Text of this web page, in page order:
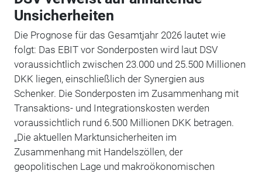
Unsicherheiten
Die Prognose für das Gesamtjahr 2026 lautet wie
folgt: Das EBIT vor Sonderposten wird laut DSV
voraussichtlich zwischen 23.000 und 25.500 Millionen
DKK liegen, einschließlich der Synergien aus
Schenker. Die Sonderposten im Zusammenhang mit
Transaktions- und Integrationskosten werden
voraussichtlich rund 6.500 Millionen DKK betragen.
„Die aktuellen Marktunsicherheiten im
Zusammenhang mit Handelszöllen, der
geopolitischen Lage und makroökonomischen